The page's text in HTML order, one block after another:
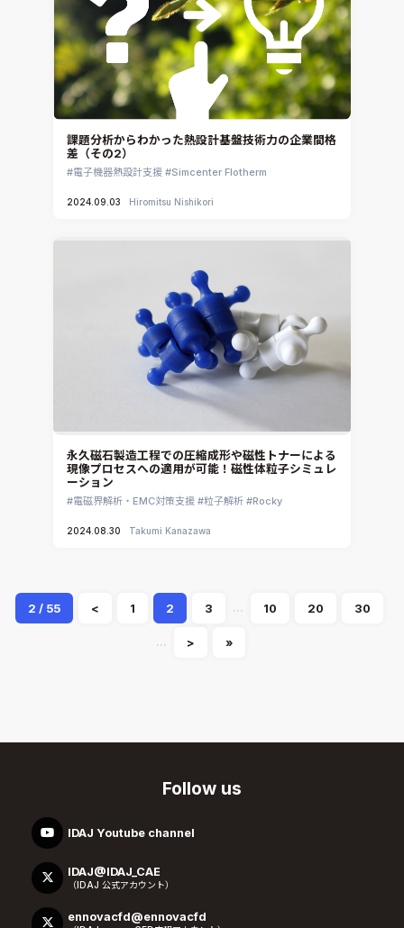
課題分析からわかった熱設計基盤技術力の企業間格
差（その2）
電子機器熱設計支援 Simcenter Flotherm
2024.09.03 Hiromitsu Nishikori
永久磁石製造工程での圧縮成形や磁性トナーによる
現像プロセスへの適用が可能！磁性体粒子シミュレ
ーション
電磁界解析・EMC対策支援 粒子解析 Rocky
2024.08.30 Takumi Kanazawa
2 / 55 < 1 2 3 ... 10 20 30
... > »
Follow us
IDAJ Youtube channel
IDAJ@IDAJ_CAE
（IDAJ 公式アカウント）
ennovacfd@ennovacfd